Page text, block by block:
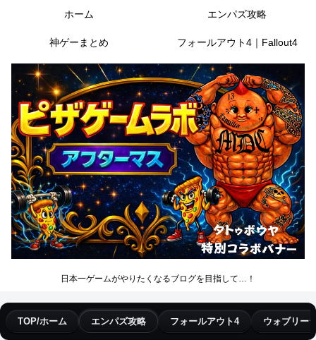
日本一ゲームがやりたくなるブログを目指して…！
ホーム エンパズ攻略
神ゲーまとめ フォールアウト4｜Fallout4
TOP/ホーム エンパズ攻略 フォールアウト4 ウォブリー